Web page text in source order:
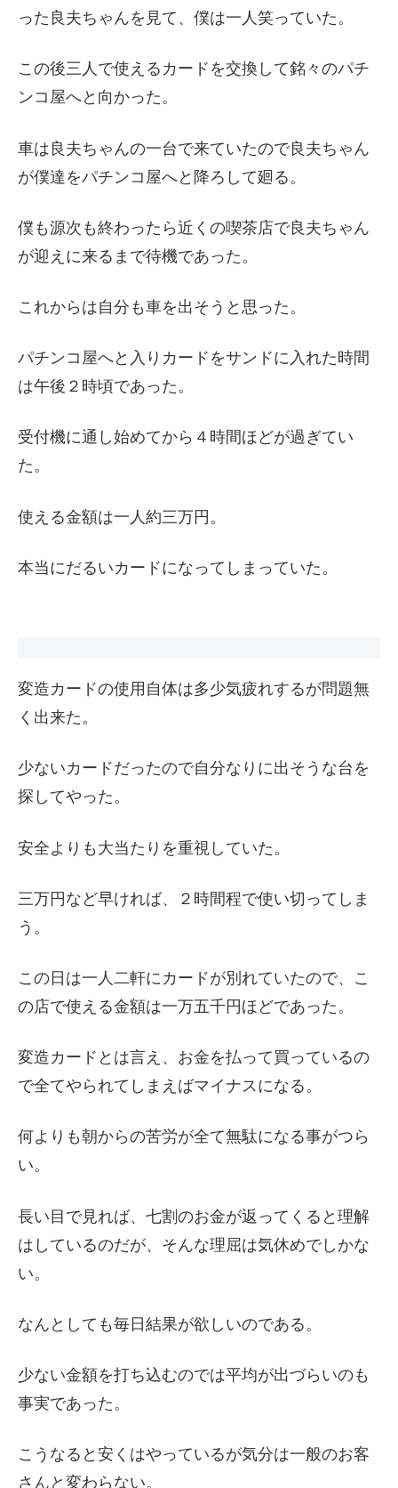
った良夫ちゃんを見て、僕は一人笑っていた。
この後三人で使えるカードを交換して銘々のパチ
ンコ屋へと向かった。
車は良夫ちゃんの一台で来ていたので良夫ちゃん
が僕達をパチンコ屋へと降ろして廻る。
僕も源次も終わったら近くの喫茶店で良夫ちゃん
が迎えに来るまで待機であった。
これからは自分も車を出そうと思った。
パチンコ屋へと入りカードをサンドに入れた時間
は午後２時頃であった。
受付機に通し始めてから４時間ほどが過ぎてい
た。
使える金額は一人約三万円。
本当にだるいカードになってしまっていた。
変造カードの使用自体は多少気疲れするが問題無
く出来た。
少ないカードだったので自分なりに出そうな台を
探してやった。
安全よりも大当たりを重視していた。
三万円など早ければ、２時間程で使い切ってしま
う。
この日は一人二軒にカードが別れていたので、こ
の店で使える金額は一万五千円ほどであった。
変造カードとは言え、お金を払って買っているの
で全てやられてしまえばマイナスになる。
何よりも朝からの苦労が全て無駄になる事がつら
い。
長い目で見れば、七割のお金が返ってくると理解
はしているのだが、そんな理屈は気休めでしかな
い。
なんとしても毎日結果が欲しいのである。
少ない金額を打ち込むのでは平均が出づらいのも
事実であった。
こうなると安くはやっているが気分は一般のお客
さんと変わらない。